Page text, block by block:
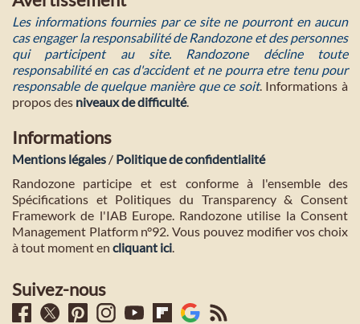
Les informations fournies par ce site ne pourront en aucun
cas engager la responsabilité de Randozone et des personnes
qui participent au site. Randozone décline toute
responsabilité en cas d'accident et ne pourra etre tenu pour
responsable de quelque manière que ce soit. Informations à
propos des niveaux de difficulté.
Informations
Mentions légales / Politique de confidentialité
Randozone participe et est conforme à l'ensemble des
Spécifications et Politiques du Transparency & Consent
Framework de l'IAB Europe. Randozone utilise la Consent
Management Platform n°92. Vous pouvez modifier vos choix
à tout moment en cliquant ici
Suivez-nous